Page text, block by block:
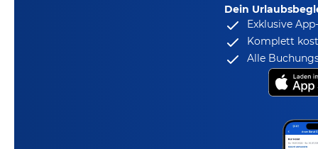
Dein
Exklusive
Komplett
Alle